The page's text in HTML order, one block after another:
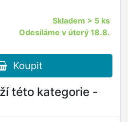
Skladem > 5 ks
Odesíláme v úterý 18.8.
Koupit
této kategorie -